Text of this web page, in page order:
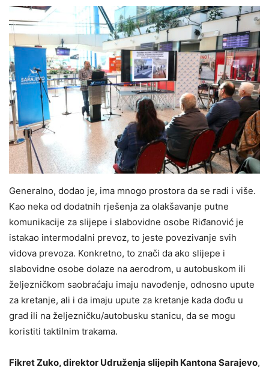
Generalno, dodao je, ima mnogo prostora da se radi i više.
Kao neka od dodatnih rješenja za olakšavanje putne
komunikacije za slijepe i slabovidne osobe Riđanović je
istakao intermodalni prevoz, to jeste povezivanje svih
vidova prevoza. Konkretno, to znači da ako slijepe i
slabovidne osobe dolaze na aerodrom, u autobuskom ili
željezničkom saobraćaju imaju navođenje, odnosno upute
za kretanje, ali i da imaju upute za kretanje kada dođu u
grad ili na željezničku/autobusku stanicu, da se mogu
koristiti taktilnim trakama.
Fikret Zuko, direktor Udruženja slijepih Kantona Sarajevo,